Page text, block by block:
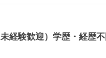
経験歓迎）学歴・経歴